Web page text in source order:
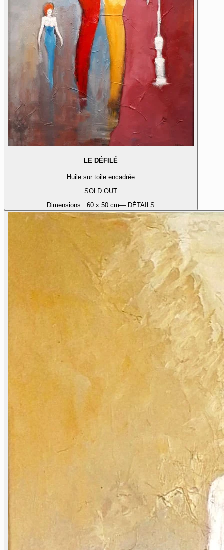
LE DÉFILÉ
Huile sur toile encadrée
SOLD OUT
Dimensions : 60 x 50 cm— DÉTAILS